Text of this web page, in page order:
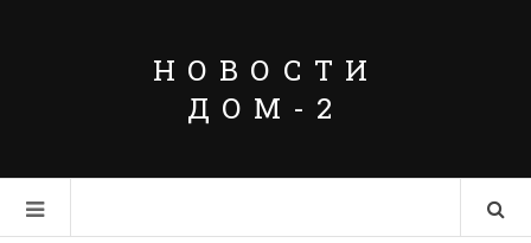
НОВОСТИ
ДОМ-2